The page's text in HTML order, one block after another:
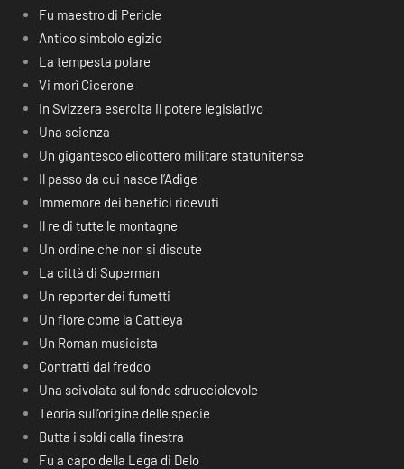
Fu maestro di Pericle
Antico simbolo egizio
La tempesta polare
Vi morì Cicerone
In Svizzera esercita il potere legislativo
Una scienza
Un gigantesco elicottero militare statunitense
Il passo da cui nasce l’Adige
Immemore dei benefici ricevuti
Il re di tutte le montagne
Un ordine che non si discute
La città di Superman
Un reporter dei fumetti
Un fiore come la Cattleya
Un Roman musicista
Contratti dal freddo
Una scivolata sul fondo sdrucciolevole
Teoria sull’origine delle specie
Butta i soldi dalla finestra
Fu a capo della Lega di Delo